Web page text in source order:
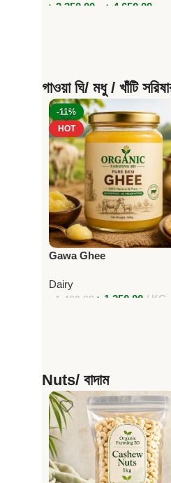
৳ 2,350.00 ৳ 4,650.00
গাওয়া ঘি/ মধু / খাঁটি
-11%
HOT
Gawa Ghee
Dairy
1,400.00 ৳ 1,250.00 KG
Nuts/ বাদাম